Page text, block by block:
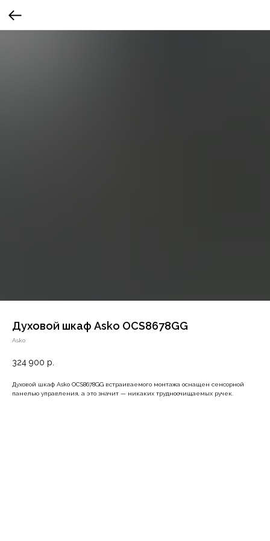
Духовой шкаф Asko OCS8678GG
Asko
324 900 р.
Духовой шкаф Asko OCS8678GG встраиваемого монтажа оснащен сенсорной
панелью управления, а это значит — никаких трудноочищаемых ручек.